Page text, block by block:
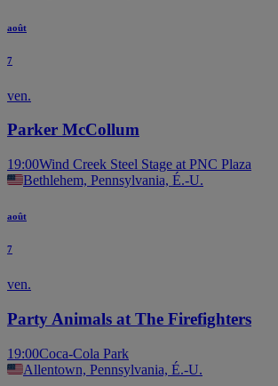
août
7
ven.
Parker McCollum
19:00Wind Creek Steel Stage at PNC Plaza
Bethlehem, Pennsylvania, É.-U.
août
7
ven.
Party Animals at The Firefighters
19:00Coca-Cola Park
Allentown, Pennsylvania, É.-U.